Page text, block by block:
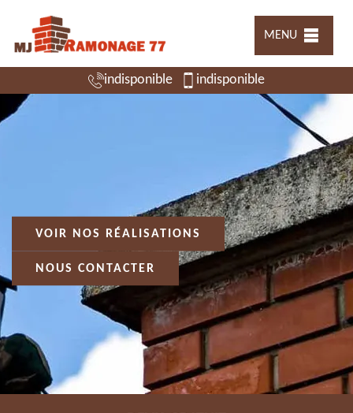
MENU
indisponible indisponible
VOIR NOS RÉALISATIONS
NOUS CONTACTER